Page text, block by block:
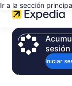
Ir a la sección
Iniciar